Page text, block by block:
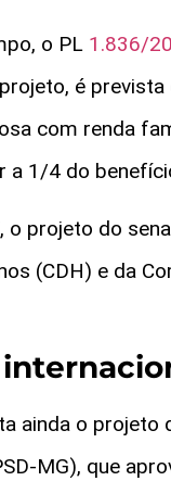
o PL 1.836/
é
com renda
a 1/4 do
o projeto do
(CDH) e da
ainda o projeto
MG), que